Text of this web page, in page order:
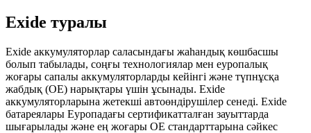
Exide туралы
Exide аккумуляторлар саласындағы жаһандық көшбасшы
болып табылады, соңғы технологиялар мен еуропалық
жоғары сапалы аккумуляторларды кейінгі және түпнұсқа
жабдық (OE) нарықтары үшін ұсынады. Exide
аккумуляторларына жетекші автоөндірушілер сенеді. Exide
батареялары Еуропадағы сертификатталған зауыттарда
шығарылады және ең жоғары OE стандарттарына сәйкес